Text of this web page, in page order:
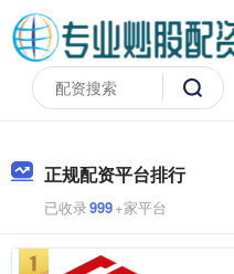
正规配资平台排行
已收录999+家平台